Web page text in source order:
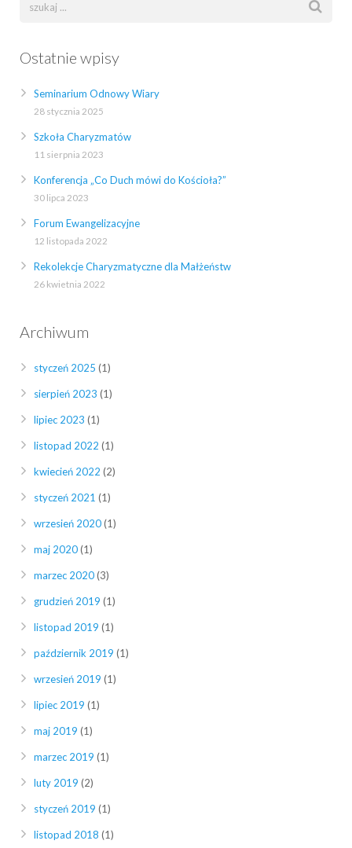
Ostatnie wpisy
Seminarium Odnowy Wiary
28 stycznia 2025
Szkoła Charyzmatów
11 sierpnia 2023
Konferencja „Co Duch mówi do Kościoła?”
30 lipca 2023
Forum Ewangelizacyjne
12 listopada 2022
Rekolekcje Charyzmatyczne dla Małżeństw
26 kwietnia 2022
Archiwum
styczeń 2025 (1)
sierpień 2023 (1)
lipiec 2023 (1)
listopad 2022 (1)
kwiecień 2022 (2)
styczeń 2021 (1)
wrzesień 2020(1)
maj 2020(1)
marzec 2020(3)
grudzień 2019 (1)
listopad 2019 (1)
październik 2019 (1)
wrzesień 2019 (1)
lipiec 2019 (1)
maj 2019 (1)
marzec 2019 (1)
luty 2019 (2)
styczeń 2019 (1)
listopad 2018 (1)